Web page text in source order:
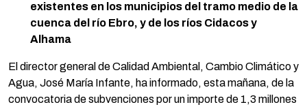
existentes en los municipios del tramo medio de la
cuenca del río Ebro, y de los ríos Cidacos y
Alhama
El director general de Calidad Ambiental, Cambio Climático y
Agua, José María Infante, ha informado, esta mañana, de la
convocatoria de subvenciones por un importe de 1,3 millones